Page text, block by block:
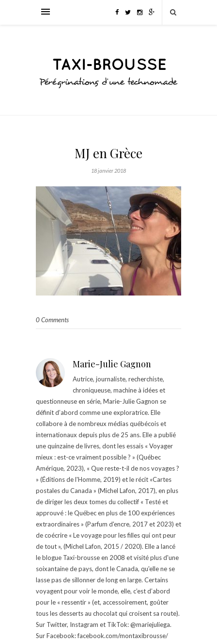
MJ en Grèce
18 janvier 2018
0 Comments
Marie-Julie Gagnon
Autrice, journaliste, recherchiste,
chroniqueuse, machine à idées et
questionneuse en série, Marie-Julie Gagnon se
définit d’abord comme une exploratrice. Elle
collabore à de nombreux médias québécois et
internationaux depuis plus de 25 ans. Elle a publié
une quinzaine de livres, dont les essais « Voyager
mieux : est-ce vraiment possible ? » (Québec
Amérique, 2023), « Que reste-t-il de nos voyages ?
» (Éditions de l'Homme, 2019) et le récit «Cartes
postales du Canada » (Michel Lafon, 2017), en plus
de diriger les deux tomes du collectif « Testé et
approuvé : le Québec en plus de 100 expériences
extraordinaires » (Parfum d'encre, 2017 et 2023) et
de coécrire « Le voyage pour les filles qui ont peur
de tout », (Michel Lafon, 2015 / 2020). Elle a lancé
le blogue Taxi-brousse en 2008 et visité plus d'une
soixantaine de pays, dont le Canada, qu'elle ne se
lasse pas de sillonner de long en large. Certains
voyagent pour voir le monde, elle, c’est d’abord
pour le « ressentir » (et, accessoirement, goûter
tous les desserts au chocolat qui croisent sa route).
Sur Twitter, Instagram et TikTok: @mariejuliega.
Sur Facebook: facebook.com/montaxibrousse/